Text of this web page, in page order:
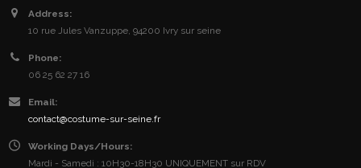
Address:
10 rue Jules Vanzuppe, 94200 Ivry sur seine
Phone:
06 25 62 27 16
Email:
contact@costume-sur-seine.fr
Working Days/Hours:
Mardi - Samedi : 10H30-18H30 UNIQUEMENT sur RDV